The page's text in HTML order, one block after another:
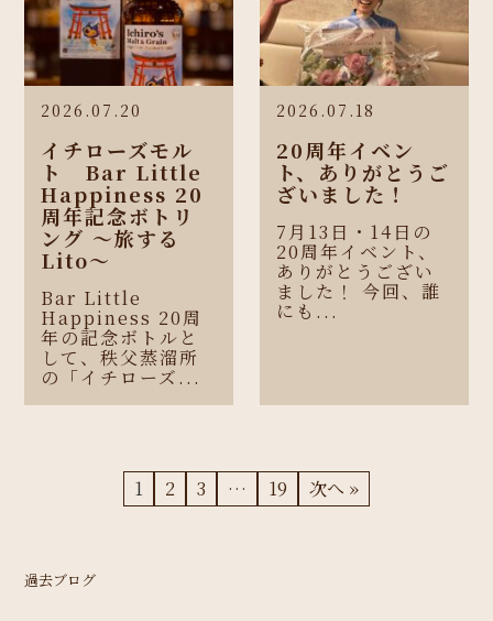
2026.07.20
イチローズモル
ト Bar Little
Happiness 20
周年記念ボトリ
ング 〜旅する
Lito〜
Bar Little
Happiness 20周
年の記念ボトルと
して、秩父蒸溜所
の「イチローズ...
2026.07.18
20周年イベン
ト、ありがとうご
ざいました！
7月13日・14日の
20周年イベント、
ありがとうござい
ました！ 今回、誰
にも...
1 2 3 … 19 次へ »
過去ブログ